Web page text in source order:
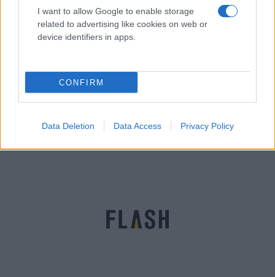
I want to allow Google to enable storage
related to advertising like cookies on web or
device identifiers in apps.
CONFIRM
Data Deletion Data Access Privacy Policy
Ελ Σαλβαδόρ: Νέα μεταγωγή 2.000 κρατουμένων
στη «μεγαλύτερη φυλακή της Αμερικής» [vids]
16.03.2023 10:39